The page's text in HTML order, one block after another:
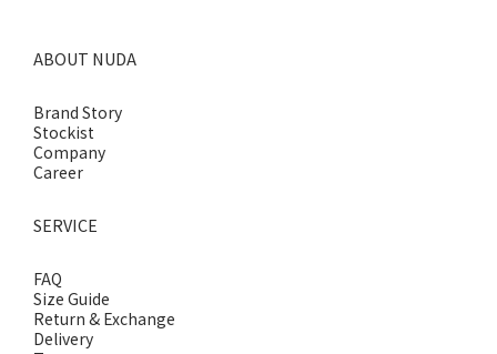
ABOUT NUDA
Brand Story
Stockist
Company
Career
SERVICE
FAQ
Size Guide
Return & Exchange
Delivery